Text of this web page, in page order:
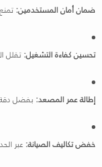
ضمان أمان المستخدمين:
تحسين كفاءة التشغيل: تقلل
إطالة عمر المصعد: بفضل دقة
خفض تكاليف الصيانة: عبر